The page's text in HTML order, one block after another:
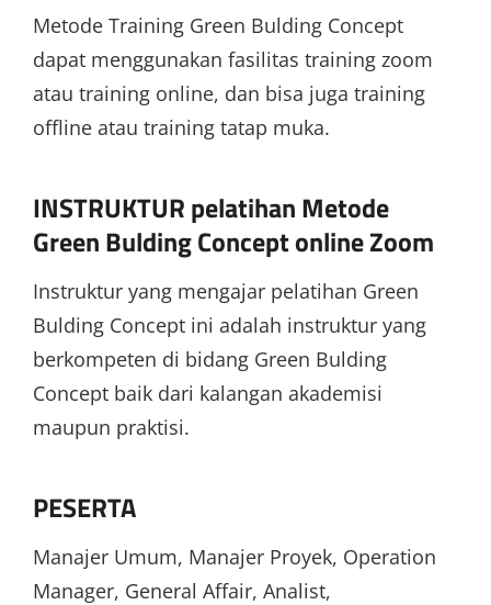
Metode Training Green Bulding Concept
dapat menggunakan fasilitas training zoom
atau training online, dan bisa juga training
offline atau training tatap muka.
INSTRUKTUR pelatihan Metode
Green Bulding Concept online Zoom
Instruktur yang mengajar pelatihan Green
Bulding Concept ini adalah instruktur yang
berkompeten di bidang Green Bulding
Concept baik dari kalangan akademisi
maupun praktisi.
PESERTA
Manajer Umum, Manajer Proyek, Operation
Manager, General Affair, Analist,